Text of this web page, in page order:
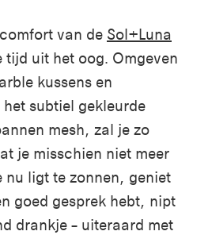
van de Sol+Luna
tijd uit het oog. Omgeven
kussens en
subtiel gekleurde
mesh, zal je zo
je misschien niet meer
nu ligt te zonnen, geniet
goed gesprek hebt, nipt
drankje – uiteraard met